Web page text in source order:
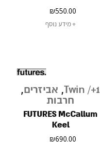
₪550.00
מידע נוסף
Twin /+1
, אביזרים,
חרבות
FUTURES McCallum
Keel
₪690.00